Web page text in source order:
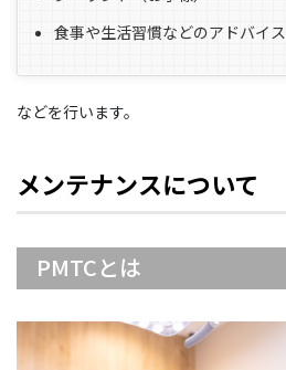
食事や生活習慣などのアドバイス
などを行います。
メンテナンスについて
PMTCとは